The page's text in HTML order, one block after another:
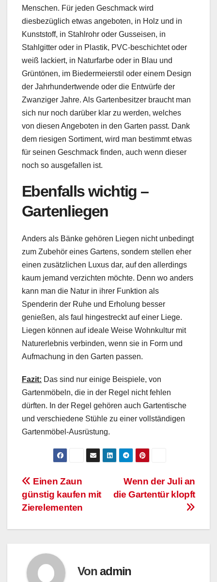
Menschen. Für jeden Geschmack wird
diesbezüglich etwas angeboten, in Holz und in
Kunststoff, in Stahlrohr oder Gusseisen, in
Stahlgitter oder in Plastik, PVC-beschichtet oder
weiß lackiert, in Naturfarbe oder in Blau und
Grüntönen, im Biedermeierstil oder einem Design
der Jahrhundertwende oder die Entwürfe der
Zwanziger Jahre. Als Gartenbesitzer braucht man
sich nur noch darüber klar zu werden, welches
von diesen Angeboten in den Garten passt. Dank
dem riesigen Sortiment, wird man bestimmt etwas
für seinen Geschmack finden, auch wenn dieser
noch so ausgefallen ist.
Ebenfalls wichtig –
Gartenliegen
Anders als Bänke gehören Liegen nicht unbedingt
zum Zubehör eines Gartens, sondern stellen eher
einen zusätzlichen Luxus dar, auf den allerdings
kaum jemand verzichten möchte. Denn wo anders
kann man die Natur in ihrer Funktion als
Spenderin der Ruhe und Erholung besser
genießen, als faul hingestreckt auf einer Liege.
Liegen können auf ideale Weise Wohnkultur mit
Naturerlebnis verbinden, wenn sie in Form und
Aufmachung in den Garten passen.
Fazit: Das sind nur einige Beispiele, von
Gartenmöbeln, die in der Regel nicht fehlen
dürften. In der Regel gehören auch Gartentische
und verschiedene Stühle zu einer vollständigen
Gartenmöbel-Ausrüstung.
Beitrags-
Navigation
Wenn der Juli an
die Gartentür klopft
Einen Zaun
günstig kaufen mit
Zierelementen
Vonadmin